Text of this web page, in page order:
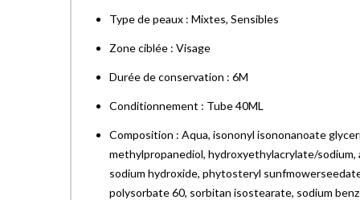
Type de peaux : Mixtes, Sensibles
Zone ciblée : Visage
Durée de conservation : 6M
Conditionnement : Tube 40ML
Composition : Aqua, isononyl isononanoate
methylpropanediol, hydroxyethylacrylate/
sodium hydroxide, phytosteryl
polysorbate 60, sorbitan isostearate, sodium